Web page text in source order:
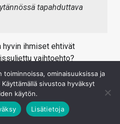
tapahduttava
hyvin ihmiset ehtivät
vaihtoehto?
toiminnoissa, ominaisuuksissa ja
sivustoa hyväksyt
käytön.
Lisätietoja